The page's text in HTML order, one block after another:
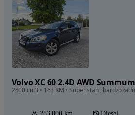
Volvo XC 60 2.4D AWD Summum
283 000 km Diesel